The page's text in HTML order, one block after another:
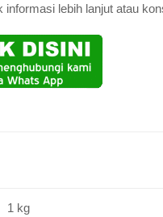
lebih lanjut atau
1 kg